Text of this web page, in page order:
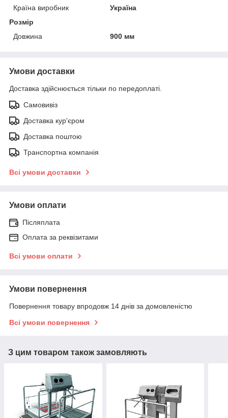
Країна виробник
Україна
Розмір
Довжина
900 мм
Умови доставки
Доставка здійснюється тільки по передоплаті.
Самовивіз
Доставка кур'єром
Доставка поштою
Транспортна компанія
Всі умови доставки
Умови оплати
Післяплата
Оплата за реквізитами
Всі умови оплати
Умови повернення
Повернення товару впродовж 14 днів за домовленістю
Всі умови повернення
З цим товаром також замовляють